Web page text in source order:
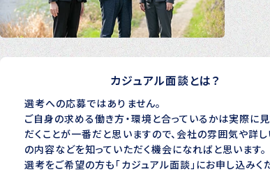
カジュアル面談とは？
選考への応募ではありません。
ご自身の求める働き方・環境と合っているかは実際に
だくことが一番だと思いますので、会社の雰囲気や詳
の内容などを知っていただく機会になればと思います。
選考をご希望の方も「カジュアル面談」にお申し込みく